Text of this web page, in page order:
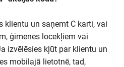
klientu un saņemt C karti, vai
ģimenes locekļiem vai
izvēlēsies kļūt par klientu un
mobilajā lietotnē, tad,